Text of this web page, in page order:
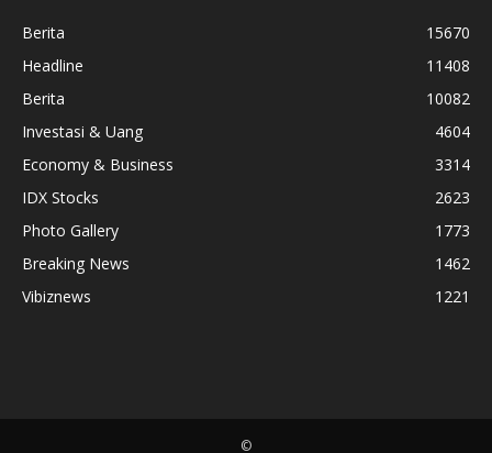
Berita
15670
Headline
11408
Berita
10082
Investasi & Uang
4604
Economy & Business
3314
IDX Stocks
2623
Photo Gallery
1773
Breaking News
1462
Vibiznews
1221
©